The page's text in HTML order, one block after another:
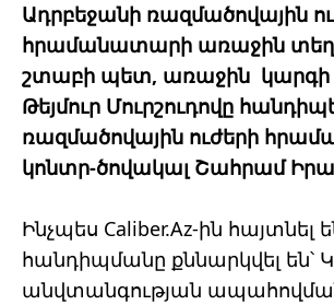
Ադրբեջանի ռազմածովային
հրամանատարի առաջին
շտաբի պետ, առաջին
Թեյմուր Մուրշուդովը
ռազմածովային ուժերի
կոնտր-ծովակալ Շահրամ
Ինչպես Caliber.Az-ին հայտնել
հանդիպմանը քննարկվել են՝
անվտանգության